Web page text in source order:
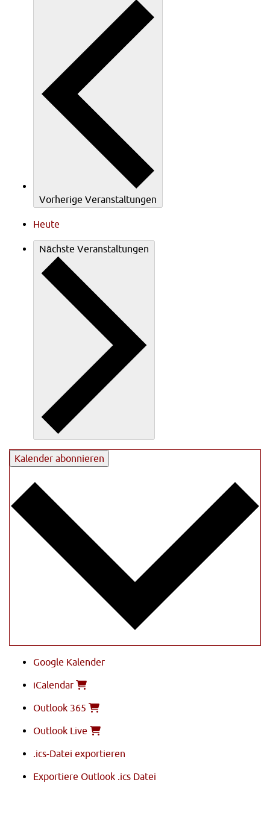
Vorherige Veranstaltungen
Heute
Nächste Veranstaltungen
Kalender abonnieren
Google Kalender
iCalendar
Outlook 365
Outlook Live
.ics-Datei exportieren
Exportiere Outlook .ics Datei